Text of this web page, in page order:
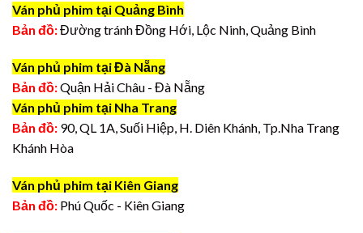
Ván phủ phim tại Quảng Bình
Bản đồ:Đường tránh Đồng Hới, Lộc Ninh, Quảng Bình
Ván phủ phim tại Đà Nẵng
Bản đồ:Quận Hải Châu - Đà Nẵng
Ván phủ phim tại Nha Trang
Bản đồ: 90, QL 1A, Suối Hiệp, H. Diên Khánh, Tp.Nha Trang
Khánh Hòa
Ván phủ phim tại Kiên Giang
Bản đồ: Phú Quốc - Kiên Giang